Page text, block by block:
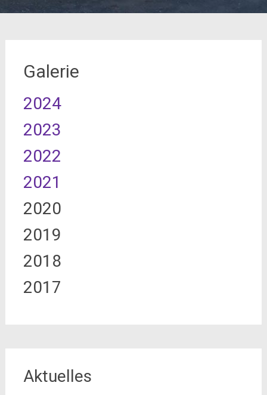
Galerie
2024
2023
2022
2021
2020
2019
2018
2017
Aktuelles